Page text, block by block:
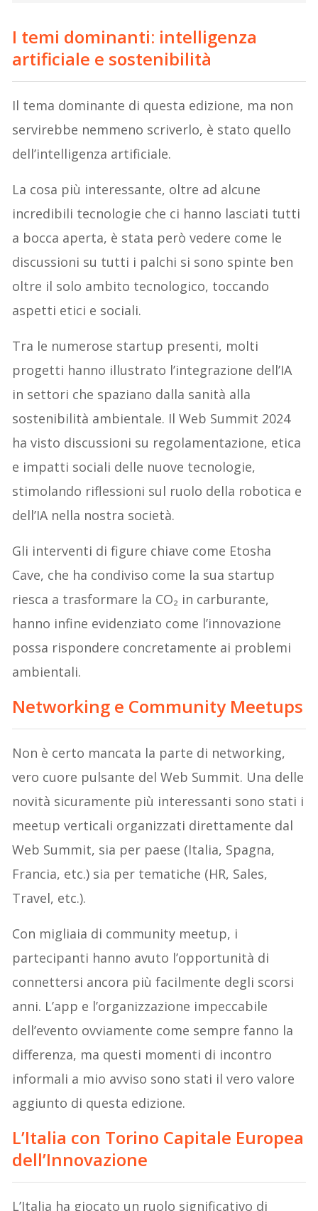
I temi dominanti: intelligenza
artificiale e sostenibilità
Il tema dominante di questa edizione, ma non
servirebbe nemmeno scriverlo, è stato quello
dell’intelligenza artificiale.
La cosa più interessante, oltre ad alcune
incredibili tecnologie che ci hanno lasciati tutti
a bocca aperta, è stata però vedere come le
discussioni su tutti i palchi si sono spinte ben
oltre il solo ambito tecnologico, toccando
aspetti etici e sociali.
Tra le numerose startup presenti, molti
progetti hanno illustrato l’integrazione dell’IA
in settori che spaziano dalla sanità alla
sostenibilità ambientale. Il Web Summit 2024
ha visto discussioni su regolamentazione, etica
e impatti sociali delle nuove tecnologie,
stimolando riflessioni sul ruolo della robotica e
dell’IA nella nostra società.
Gli interventi di figure chiave come Etosha
Cave, che ha condiviso come la sua startup
riesca a trasformare la CO₂ in carburante,
hanno infine evidenziato come l’innovazione
possa rispondere concretamente ai problemi
ambientali.
Networking e Community Meetups
Non è certo mancata la parte di networking,
vero cuore pulsante del Web Summit. Una delle
novità sicuramente più interessanti sono stati i
meetup verticali organizzati direttamente dal
Web Summit, sia per paese (Italia, Spagna,
Francia, etc.) sia per tematiche (HR, Sales,
Travel, etc.).
Con migliaia di community meetup, i
partecipanti hanno avuto l’opportunità di
connettersi ancora più facilmente degli scorsi
anni. L’app e l’organizzazione impeccabile
dell’evento ovviamente come sempre fanno la
differenza, ma questi momenti di incontro
informali a mio avviso sono stati il vero valore
aggiunto di questa edizione.
L’Italia con Torino Capitale Europea
dell’Innovazione
L’Italia ha giocato un ruolo significativo di